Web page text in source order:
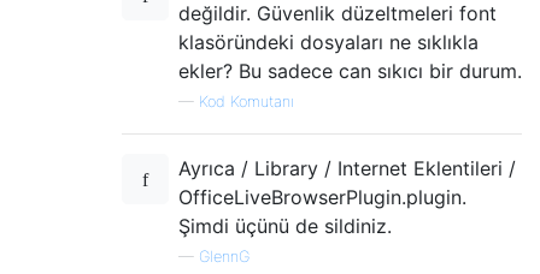
değildir. Güvenlik düzeltmeleri font
klasöründeki dosyaları ne sıklıkla
ekler? Bu sadece can sıkıcı bir durum.
— Kod Komutanı
Ayrıca / Library / Internet Eklentileri /
OfficeLiveBrowserPlugin.plugin.
Şimdi üçünü de sildiniz.
— GlennG